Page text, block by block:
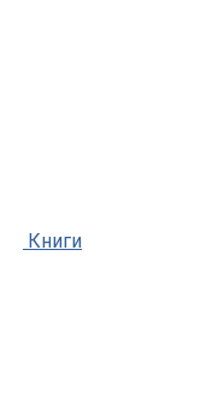
Книги